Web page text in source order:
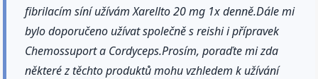
fibrilacím síní užívám Xarellto 20 mg 1x denně.Dále mi
bylo doporučeno užívat společně s reishi i přípravek
Chemossuport a Cordyceps.Prosím, poraďte mi zda
některé z těchto produktů mohu vzhledem k užívání